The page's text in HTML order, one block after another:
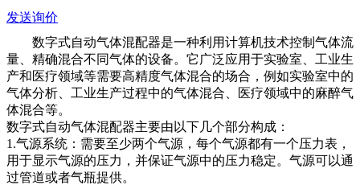
发送询价
数字式自动气体混配器是一种利用计算机技术控制气体流
量、精确混合不同气体的设备。它广泛应用于实验室、工业生
产和医疗领域等需要高精度气体混合的场合，例如实验室中的
气体分析、工业生产过程中的气体混合、医疗领域中的麻醉气
体混合等。
数字式自动气体混配器主要由以下几个部分构成：
1.气源系统：需要至少两个气源，每个气源都有一个压力表，
用于显示气源的压力，并保证气源中的压力稳定。气源可以通
过管道或者气瓶提供。